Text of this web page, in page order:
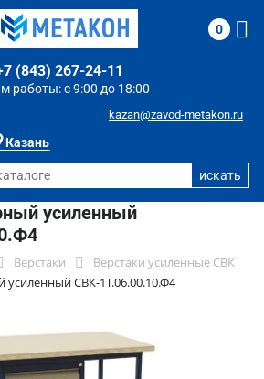
Казань
работы: с 9:00 до 18:00
(843) 267-24-11
kazan@zavod-metakon.ru
0
усиленный
Верстаки
Верстаки усиленные СВК
усиленный СВК-1Т.06.00.10.Ф4